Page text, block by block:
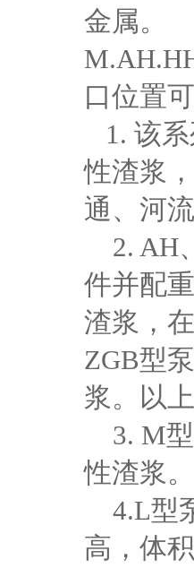
金属。
口位置
1. 该系
性渣浆
通、河
2. AH
件并配
渣浆，
ZGB型
浆。以
3. M型
性渣浆。
4.L型
高，体